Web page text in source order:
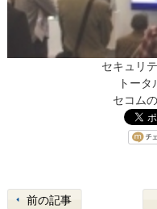
セキュリ
トー
セコム
前の記事